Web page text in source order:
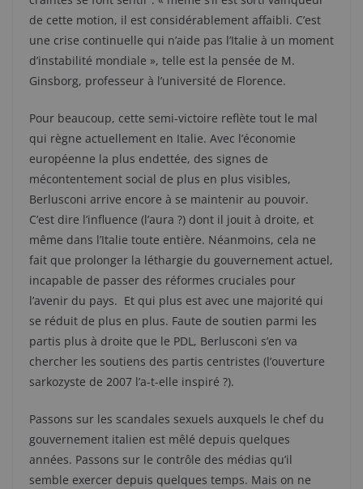
de cette motion, il est considérablement affaibli. C’est
une crise continuelle qui n’aide pas l’Italie à un moment
d’instabilité mondiale », telle est la pensée de M.
Ginsborg, professeur à l’université de Florence.
Pour beaucoup, cette semi-victoire reflète tout le mal
qui règne actuellement en Italie. Avec l’économie
européenne la plus endettée, des signes de
mécontentement social de plus en plus visibles,
Berlusconi arrive encore à se maintenir au pouvoir.
C’est dire l’influence (l’aura ?) dont il jouit à droite, et
même dans l’Italie toute entière. Néanmoins, cela ne
fait que prolonger la léthargie du gouvernement actuel,
incapable de passer des réformes cruciales pour
l’avenir du pays. Et qui plus est avec une majorité qui
se réduit de plus en plus. Faute de soutien parmi les
partis plus à droite que le PDL, Berlusconi s’en va
chercher les soutiens des partis centristes (l’ouverture
sarkozyste de 2007 l’a-t-elle inspiré ?).
Passons sur les scandales sexuels auxquels le chef du
gouvernement italien est mêlé depuis quelques
années. Passons sur le contrôle des médias qu’il
semble exercer depuis quelques temps. Mais on ne